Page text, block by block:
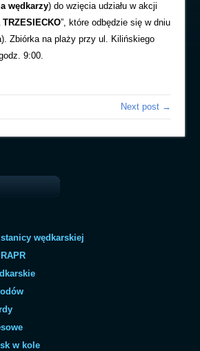
wędkarzy) do wzięcia udziału w akcji
”, które odbędzie się w dniu
Zbiórka na plaży przy ul. Kilińskiego
9:00.
Next post →
wędkarskiej
w kole